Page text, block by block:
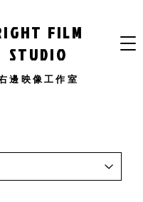
FILM
STUDIO
邊映像工作室